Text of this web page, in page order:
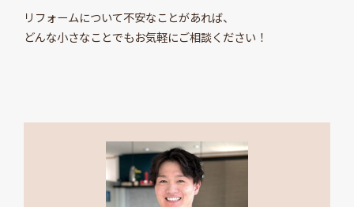
リフォームについて不安なことがあれば、
どんな小さなことでもお気軽にご相談ください！